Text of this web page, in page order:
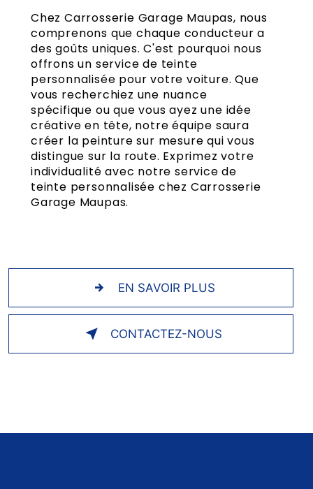
Chez Carrosserie Garage Maupas, nous
comprenons que chaque conducteur a
des goûts uniques. C'est pourquoi nous
offrons un service de teinte
personnalisée pour votre voiture. Que
vous recherchiez une nuance
spécifique ou que vous ayez une idée
créative en tête, notre équipe saura
créer la peinture sur mesure qui vous
distingue sur la route. Exprimez votre
individualité avec notre service de
teinte personnalisée chez Carrosserie
Garage Maupas.
EN SAVOIR PLUS
CONTACTEZ-NOUS